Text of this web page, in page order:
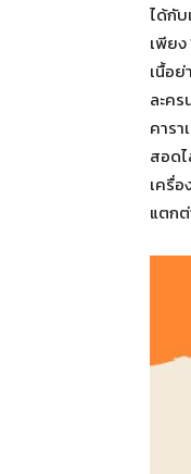
ได้กับ
เพีย
เนื้อ
ละคร
คารา
สอด
เครื่
แตก